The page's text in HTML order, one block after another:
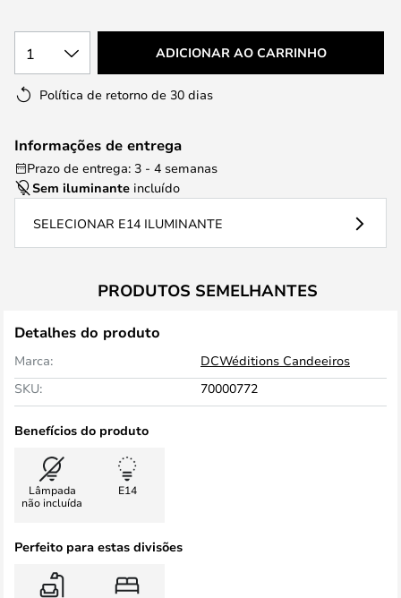
1 ADICIONAR AO CARRINHO
Política de retorno de 30 dias
Informações de entrega
Prazo de entrega: 3 - 4 semanas
Sem iluminante incluído
SELECIONAR E14 ILUMINANTE
PRODUTOS SEMELHANTES
Detalhes do produto
Marca:
DCWéditions Candeeiros
SKU:
70000772
Benefícios do produto
Lâmpada
não incluída
E14
Perfeito para estas divisões